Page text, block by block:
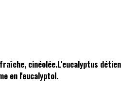
cinéolée.L'eucalyptus
en l'eucalyptol.